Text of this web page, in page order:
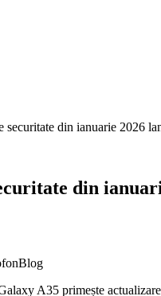
securitate din ianuarie 2026
din
A35 primește